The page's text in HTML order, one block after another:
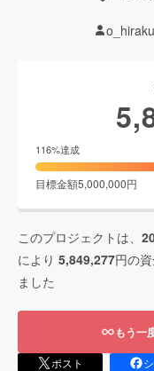
o_hiraku
116%達成
目標金額5,000,000円
このプロジェクトは、
により 5,849,277円の
ました
もう一
ポスト